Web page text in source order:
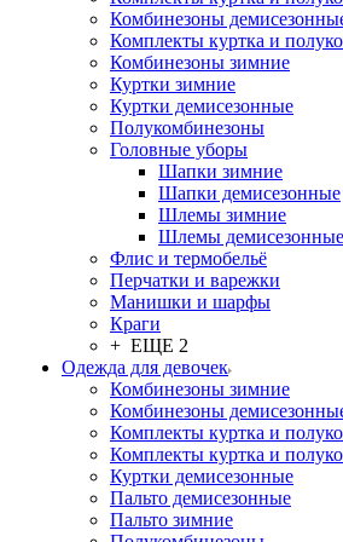
Комбинезоны
Комплекты куртка и
Комбинезоны зимние
Куртки зимние
Куртки демисезонные
Полукомбинезоны
Головные уборы
Шапки зимние
Шапки демисезонные
Шлемы зимние
Шлемы демисезонные
Флис и термобельё
Перчатки и варежки
Манишки и шарфы
Краги
+ ЕЩЕ 2
Одежда для девочек
Комбинезоны зимние
Комбинезоны
Комплекты куртка и
Комплекты куртка и
Куртки демисезонные
Пальто демисезонные
Пальто зимние